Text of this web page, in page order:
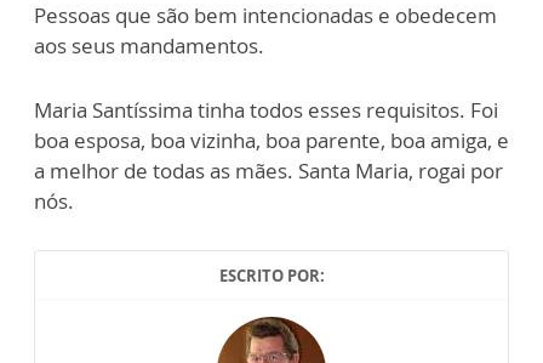
Pessoas que são bem intencionadas e obedecem
aos seus mandamentos.
Maria Santíssima tinha todos esses requisitos. Foi
boa esposa, boa vizinha, boa parente, boa amiga, e
a melhor de todas as mães. Santa Maria, rogai por
nós.
ESCRITO POR: